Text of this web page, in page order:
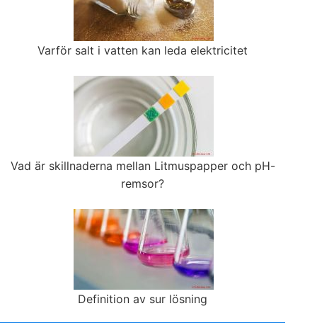
Varför salt i vatten kan leda elektricitet
Vad är skillnaderna mellan Litmuspapper och pH-
remsor?
Definition av sur lösning